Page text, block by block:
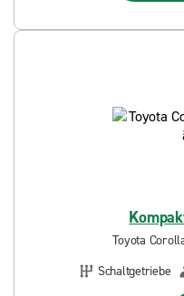
Toyota
Schaltgetriebe